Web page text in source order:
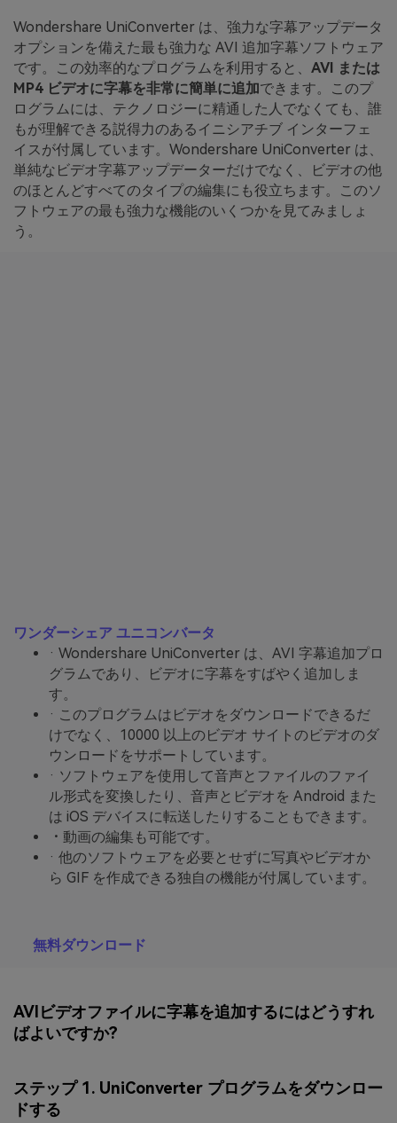
Wondershare UniConverter は、強力な字幕アップデータ
オプションを備えた最も強力な AVI 追加字幕ソフトウェア
です。この効率的なプログラムを利用すると、 AVI または
MP4 ビデオに字幕を非常に簡単に追加できます。このプ
ログラムには、テクノロジーに精通した人でなくても、誰
もが理解できる説得力のあるイニシアチブ インターフェ
イスが付属しています。Wondershare UniConverter は、
単純なビデオ字幕アップデーターだけでなく、ビデオの他
のほとんどすべてのタイプの編集にも役立ちます。このソ
フトウェアの最も強力な機能のいくつかを見てみましょ
う。
ワンダーシェア ユニコンバータ
· Wondershare UniConverter は、AVI 字幕追加プロ
グラムであり、ビデオに字幕をすばやく追加しま
す。
· このプログラムはビデオをダウンロードできるだ
けでなく、10000 以上のビデオ サイトのビデオのダ
ウンロードをサポートしています。
· ソフトウェアを使用して音声とファイルのファイ
ル形式を変換したり、音声とビデオを Android また
は iOS デバイスに転送したりすることもできます。
・動画の編集も可能です。
· 他のソフトウェアを必要とせずに写真やビデオか
ら GIF を作成できる独自の機能が付属しています。
無料ダウンロード
AVIビデオファイルに字幕を追加するにはどうすれ
ばよいですか?
ステップ 1. UniConverter プログラムをダウンロー
ドする